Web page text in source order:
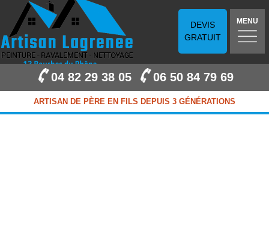
DEVIS
GRATUIT
MENU
04 82 29 38 05 06 50 84 79 69
ARTISAN DE PÈRE EN FILS DEPUIS 3 GÉNÉRATIONS